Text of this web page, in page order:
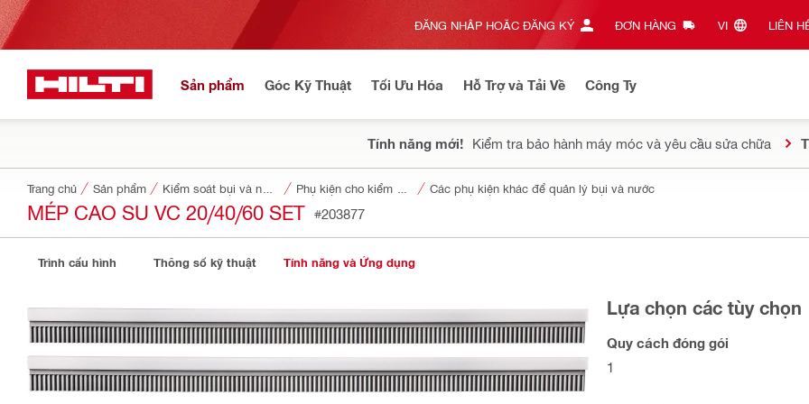
ĐĂNG NHẬP HOẶC ĐĂNG KÝ ĐƠN HÀNG VI‎ LIÊN
Sản phẩm Góc Kỹ Thuật Tối Ưu Hóa Hỗ Trợ và Tải Về Công Ty
Tính năng mới! Kiểm tra bảo hành máy móc và yêu cầu sửa chữa
Trang chủ Sản phẩm Các phụ kiện khác để quản lý bụi và nước
MÉP CAO SU VC 20/40/60 SET #203877
Trình cấu hình Thông số kỹ thuật Tính năng và Ứng dụng
Lựa chọn các tùy chọn
Quy cách đóng gói
1